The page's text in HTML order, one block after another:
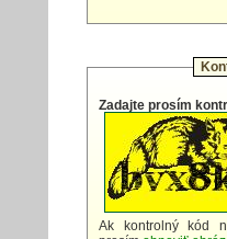
Zadajte prosím
Ak kontrolný kód